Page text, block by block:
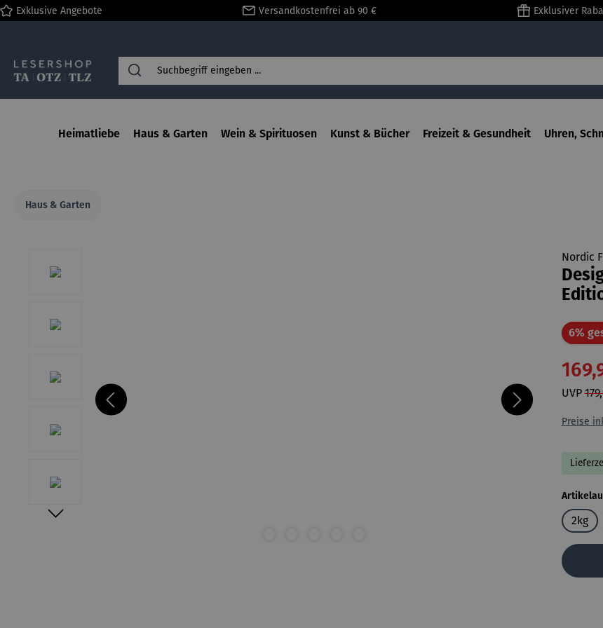
Zur Hauptnavigation springen
Exklusive Angebote Versandkostenfrei ab 90 € Exklusiver
Heimatliebe Haus & Garten Wein & Spirituosen Kunst & Bücher Freizeit & Gesundheit Uhren,
Haus & Garten
Nordic
6%
UVP
Preise
2kg